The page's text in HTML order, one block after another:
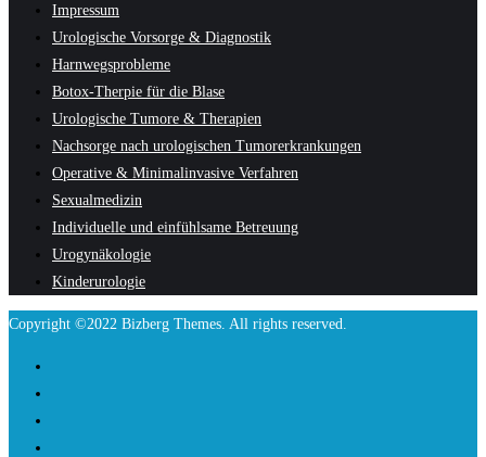
Impressum
Urologische Vorsorge & Diagnostik
Harnwegsprobleme
Botox-Therpie für die Blase
Urologische Tumore & Therapien
Nachsorge nach urologischen Tumorerkrankungen
Operative & Minimalinvasive Verfahren
Sexualmedizin
Individuelle und einfühlsame Betreuung
Urogynäkologie
Kinderurologie
Copyright ©2022 Bizberg Themes. All rights reserved.